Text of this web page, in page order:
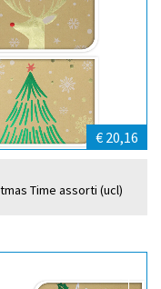
€ 20,16
Time assorti (ucl)